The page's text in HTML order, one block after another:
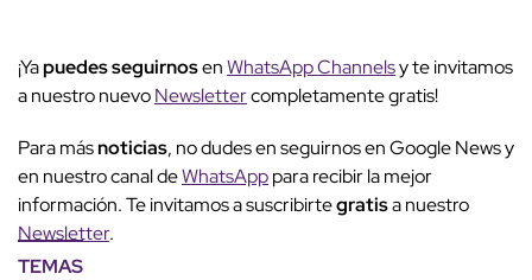
¡Yapuedes seguirnosenWhatsApp Channelsy te invitamos
a nuestro nuevoNewslettercompletamente gratis!
Para másnoticias, no dudes en seguirnos en Google News y
en nuestro canal deWhatsApppara recibir la mejor
información. Te invitamos a suscribirtegratisa nuestro
Newsletter.
TEMAS